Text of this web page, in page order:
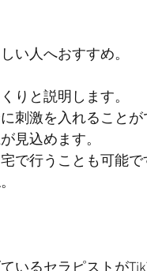
い人へおすすめ。
りと説明します。
刺激を入れることが
見込めます。
で行うことも可能で